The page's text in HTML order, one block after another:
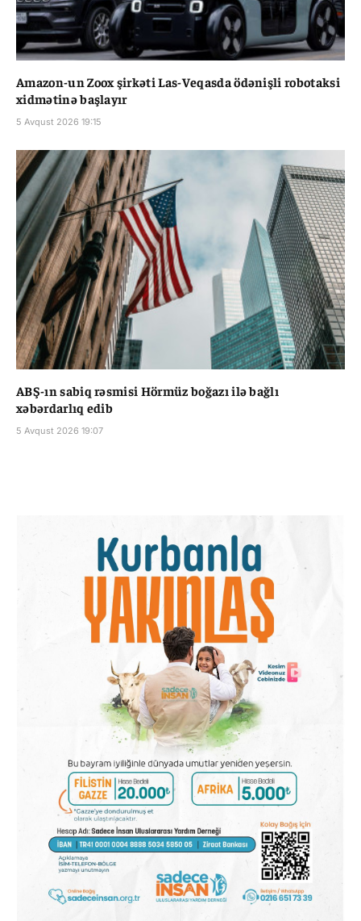
Amazon-un Zoox şirkəti Las-Veqasda ödənişli robotaksi
xidmətinə başlayır
5 Avqust 2026 19:15
ABŞ-ın sabiq rəsmisi Hörmüz boğazı ilə bağlı
xəbərdarlıq edib
5 Avqust 2026 19:07